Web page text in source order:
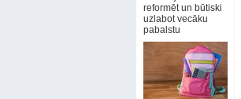
reformēt un būtiski
uzlabot vecāku
pabalstu